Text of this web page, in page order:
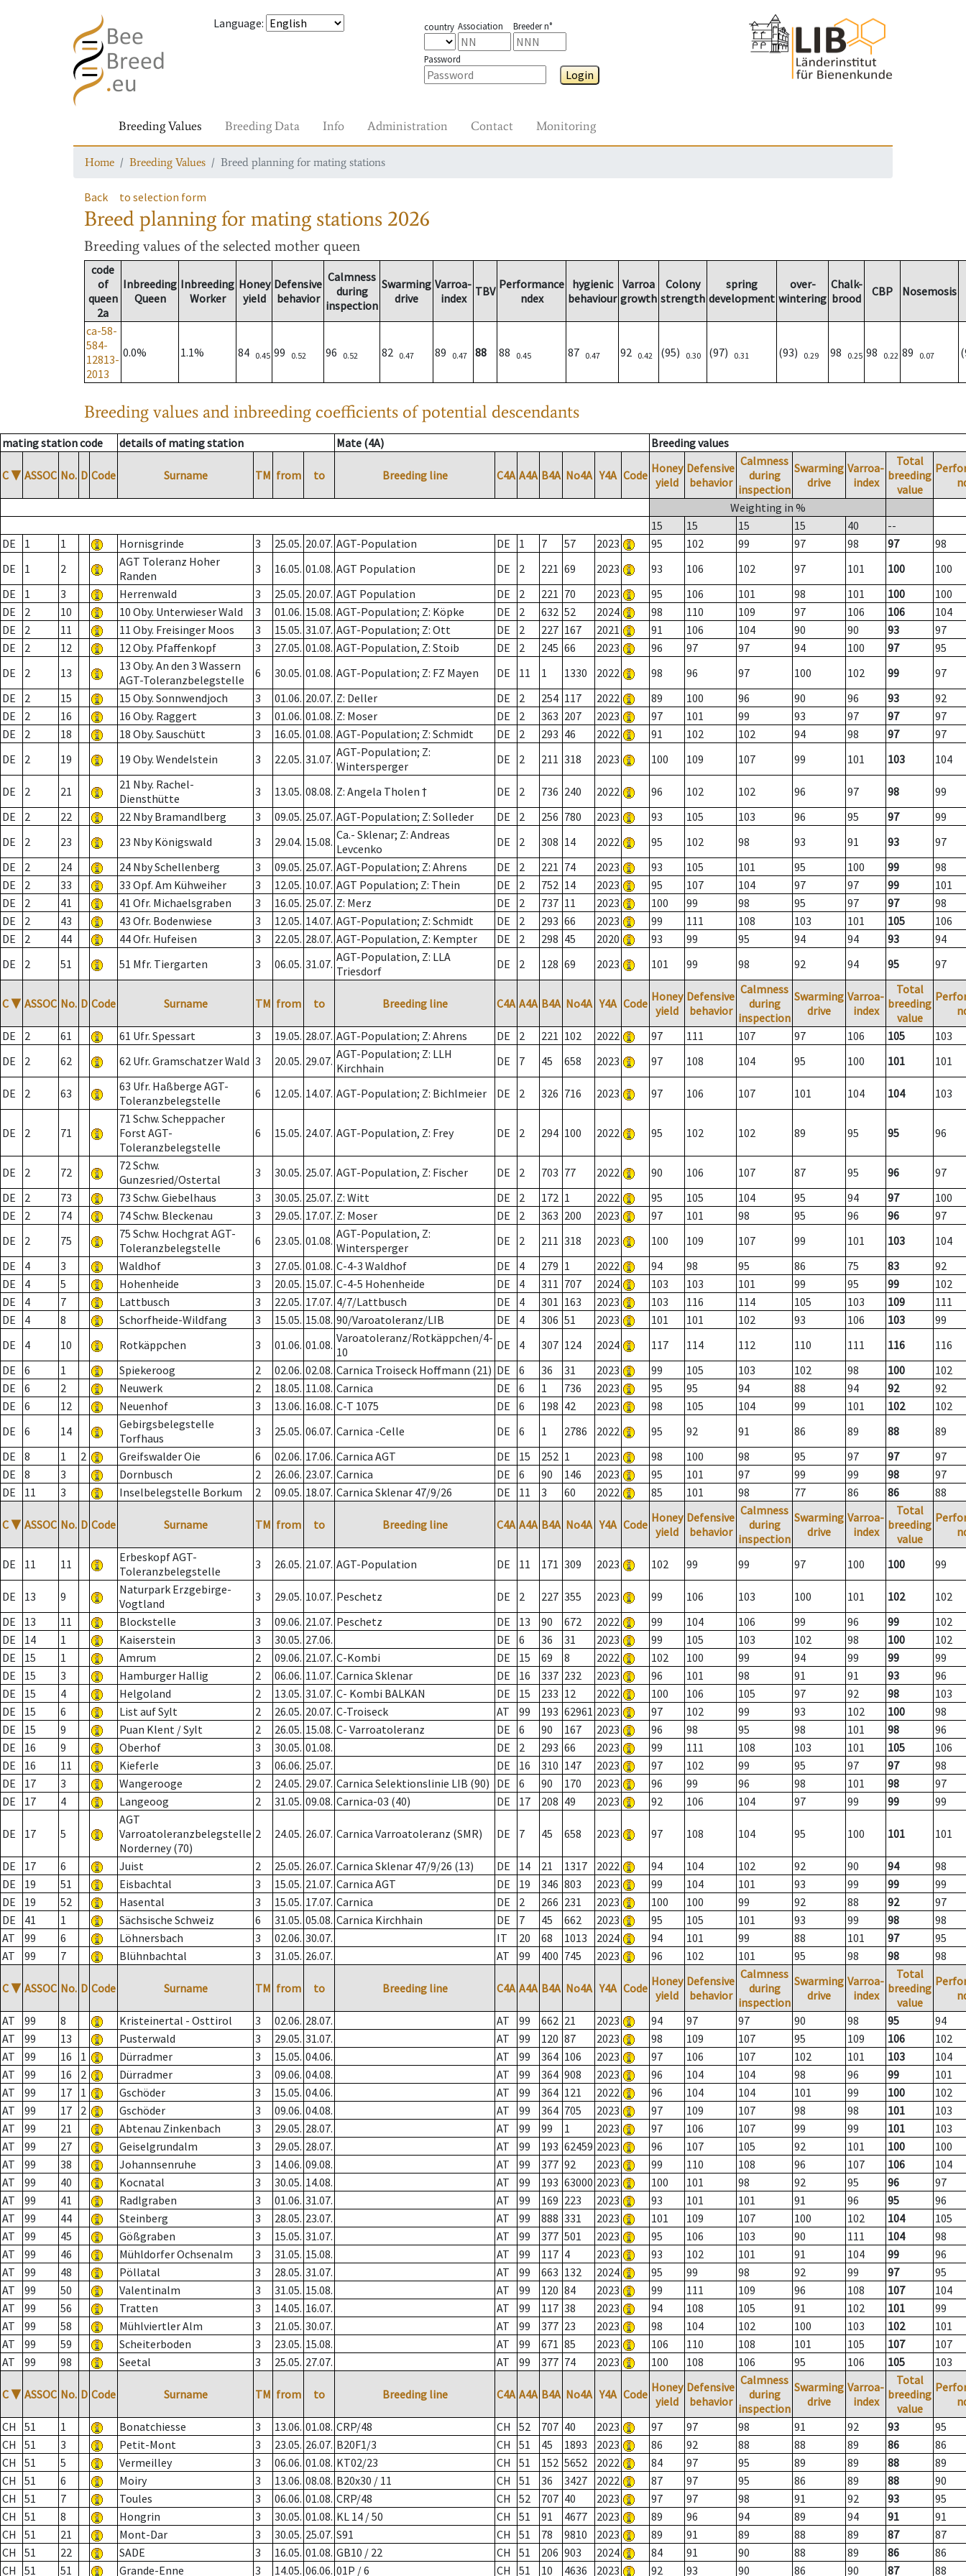
Language: country Association Breeder n°
Password
Login
Breeding Values Breeding Data Info Administration Contact Monitoring
Home Breeding Values Breed planning for mating stations
Back to selection form
Breed planning for mating stations 2026
Breeding values of the selected mother queen
code
of
queen
2a
Inbreeding
Queen
Inbreeding
Worker
Honey
yield
Defensive
behavior
Calmness
during
inspection
Swarming
drive
Varroa-
index
TBV Performance
ndex
hygienic
behaviour
Varroa
growth
Colony
strength
spring
development
over-
wintering
Chalk-
brood
CBP Nosemosis
ca-58-
584-
12813-
2013
0.0% 1.1% 84 0.45 99 0.52 96 0.52 82 0.47 89 0.47 88 88 0.45 87 0.47 92 0.42 (95) 0.30 (97) 0.31 (93) 0.29 98 0.25 98 0.22 89 0.07
Breeding values and inbreeding coefficients of potential descendants
mating station code details of mating station Mate (4A) Breeding values
C ▼ ASSOC No. D Code Surname TM from to Breeding line C4A A4A B4A No4A Y4A Code Honey
yield
Defensive
behavior
Calmness
during
inspection
Swarming
drive
Varroa-
index
Total
breeding
value
Weighting in %
15
15 15 15 40
--
DE
1 1 Hornisgrinde 3 25.05. 20.07. AGT-Population DE 1 7 57 2023 95 102 99 97 98 97
98
DE
1 2
AGT Toleranz Hoher
Randen
3 16.05. 01.08. AGT Population DE 2 221 69 2023 93 106 102 97 101 100
100
DE
1 3 Herrenwald 3 25.05. 20.07. AGT Population DE 2 221 70 2023 95 106 101 98 101 100
100
DE
2 10 10 Oby. Unterwieser Wald 3 01.06. 15.08. AGT-Population; Z: Köpke DE 2 632 52 2024 98 110 109 97 106 106
104
DE
2 11 11 Oby. Freisinger Moos 3 15.05. 31.07. AGT-Population; Z: Ott DE 2 227 167 2021 91 106 104 90 90 93
97
DE
2 12 12 Oby. Pfaffenkopf 3 27.05. 01.08. AGT-Population, Z: Stoib DE 2 245 66 2023 96 97 97 94 100 97
95
DE
2 13
13 Oby. An den 3 Wassern
AGT-Toleranzbelegstelle
6 30.05. 01.08. AGT-Population; Z: FZ Mayen DE 11 1 1330 2022 98 96 97 100 102 99
97
DE
2 15 15 Oby. Sonnwendjoch 3 01.06. 20.07. Z: Deller DE 2 254 117 2022 89 100 96 90 96 93
92
DE
2 16 16 Oby. Raggert 3 01.06. 01.08. Z: Moser DE 2 363 207 2023 97 101 99 93 97 97
97
DE
2 18 18 Oby. Sauschütt 3 16.05. 01.08. AGT-Population; Z: Schmidt DE 2 293 46 2022 91 102 102 94 98 97
97
DE
2 19 19 Oby. Wendelstein 3 22.05. 31.07. AGT-Population; Z:
Wintersperger
DE 2 211 318 2023 100 109 107 99 101 103 104
DE 2 21
21 Nby. Rachel-
Diensthütte
3 13.05. 08.08. Z: Angela Tholen † DE 2 736 240 2022 96 102 102 96 97 98
99
DE
2 22 22 Nby Bramandlberg 3 09.05. 25.07. AGT-Population; Z: Solleder DE 2 256 780 2023 93 105 103 96 95 97
99
DE
2 23 23 Nby Königswald 3 29.04. 15.08. Ca.- Sklenar; Z: Andreas
Levcenko
DE 2 308 14 2022 95 102 98 93 91 93
97
DE
2 24 24 Nby Schellenberg 3 09.05. 25.07. AGT-Population; Z: Ahrens DE 2 221 74 2023 93 105 101 95 100 99
98
DE
2 33 33 Opf. Am Kühweiher 3 12.05. 10.07. AGT Population; Z: Thein DE 2 752 14 2023 95 107 104 97 97 99
101
DE
2 41 41 Ofr. Michaelsgraben 3 16.05. 25.07. Z: Merz DE 2 737 11 2023 100 99 98 95 97 97
98
DE
2 43 43 Ofr. Bodenwiese 3 12.05. 14.07. AGT-Population; Z: Schmidt DE 2 293 66 2023 99 111 108 103 101 105
106
DE
2 44 44 Ofr. Hufeisen 3 22.05. 28.07. AGT-Population, Z: Kempter DE 2 298 45 2020 93 99 95 94 94 93
94
DE
2 51 51 Mfr. Tiergarten 3 06.05. 31.07. AGT-Population, Z: LLA
Triesdorf
DE 2 128 69 2023 101 99 98 92 94 95 97
C ▼ ASSOC No. D Code Surname TM from to Breeding line C4A A4A B4A No4A Y4A Code Honey
yield
Defensive
behavior
Calmness
during
inspection
Swarming
drive
Varroa-
index
Total
breeding
value
DE
2 61 61 Ufr. Spessart 3 19.05. 28.07. AGT-Population; Z: Ahrens DE 2 221 102 2022 97 111 107 97 106 105
103
DE
2 62 62 Ufr. Gramschatzer Wald 3 20.05. 29.07. AGT-Population; Z: LLH
Kirchhain
DE 7 45 658 2023 97 108 104 95 100 101 101
DE 2 63
63 Ufr. Haßberge AGT-
Toleranzbelegstelle
6 12.05. 14.07. AGT-Population; Z: Bichlmeier DE 2 326 716 2023 97 106 107 101 104 104 103
DE 2 71
71 Schw. Scheppacher
Forst AGT-
Toleranzbelegstelle
6 15.05. 24.07. AGT-Population, Z: Frey DE 2 294 100 2022 95 102 102 89 95 95 96
DE 2 72
72 Schw.
Gunzesried/Ostertal
3 30.05. 25.07. AGT-Population, Z: Fischer DE 2 703 77 2022 90 106 107 87 95 96
97
DE
2 73 73 Schw. Giebelhaus 3 30.05. 25.07. Z: Witt DE 2 172 1 2022 95 105 104 95 94 97
100
DE
2 74 74 Schw. Bleckenau 3 29.05. 17.07. Z: Moser DE 2 363 200 2023 97 101 98 95 96 96
97
DE
2 75
75 Schw. Hochgrat AGT-
Toleranzbelegstelle
6 23.05. 01.08. AGT-Population, Z:
Wintersperger
DE 2 211 318 2023 100 109 107 99 101 103
104
DE
4 3 Waldhof 3 27.05. 01.08. C-4-3 Waldhof DE 4 279 1 2022 94 98 95 86 75 83
92
DE
4 5 Hohenheide 3 20.05. 15.07. C-4-5 Hohenheide DE 4 311 707 2024 103 103 101 99 95 99
102
DE
4 7 Lattbusch 3 22.05. 17.07. 4/7/Lattbusch DE 4 301 163 2023 103 116 114 105 103 109
111
DE
4 8 Schorfheide-Wildfang 3 15.05. 15.08. 90/Varoatoleranz/LIB DE 4 306 51 2023 101 101 102 93 106 103
99
DE
4 10 Rotkäppchen 3 01.06. 01.08. Varoatoleranz/Rotkäppchen/4-
10
DE 4 307 124 2024 117 114 112 110 111 116
116
DE
6 1 Spiekeroog 2 02.06. 02.08. Carnica Troiseck Hoffmann (21) DE 6 36 31 2023 99 105 103 102 98 100
102
DE
6 2 Neuwerk 2 18.05. 11.08. Carnica DE 6 1 736 2023 95 95 94 88 94 92
92
DE
6 12 Neuenhof 3 13.06. 16.08. C-T 1075 DE 6 198 42 2023 98 105 104 99 101 102
102
DE
6 14
Gebirgsbelegstelle
Torfhaus
3 25.05. 06.07. Carnica -Celle DE 6 1 2786 2022 95 92 91 86 89 88
89
DE
8 1 2 Greifswalder Oie 6 02.06. 17.06. Carnica AGT DE 15 252 1 2023 98 100 98 95 97 97
97
DE
8 3 Dornbusch 2 26.06. 23.07. Carnica DE 6 90 146 2023 95 101 97 99 99 98
97
DE
11 3 Inselbelegstelle Borkum 2 09.05. 18.07. Carnica Sklenar 47/9/26 DE 11 3 60 2022 85 101 98 77 86 86 88
C ▼ ASSOC No. D Code Surname TM from to Breeding line C4A A4A B4A No4A Y4A Code Honey
yield
Defensive
behavior
Calmness
during
inspection
Swarming
drive
Varroa-
index
Total
breeding
value
DE 11 11
Erbeskopf AGT-
Toleranzbelegstelle
3 26.05. 21.07. AGT-Population DE 11 171 309 2023 102 99 99 97 100 100 99
DE 13 9
Naturpark Erzgebirge-
Vogtland
3 29.05. 10.07. Peschetz DE 2 227 355 2023 99 106 103 100 101 102
102
DE
13 11 Blockstelle 3 09.06. 21.07. Peschetz DE 13 90 672 2022 99 104 106 99 96 99
102
DE
14 1 Kaiserstein 3 30.05. 27.06. DE 6 36 31 2023 99 105 103 102 98 100
102
DE
15 1 Amrum 2 09.06. 21.07. C-Kombi DE 15 69 8 2022 102 100 99 94 99 99
99
DE
15 3 Hamburger Hallig 2 06.06. 11.07. Carnica Sklenar DE 16 337 232 2023 96 101 98 91 91 93
96
DE
15 4 Helgoland 2 13.05. 31.07. C- Kombi BALKAN DE 15 233 12 2022 100 106 105 97 92 98
103
DE
15 6 List auf Sylt 2 26.05. 20.07. C-Troiseck AT 99 193 62961 2023 97 102 99 93 102 100
98
DE
15 9 Puan Klent / Sylt 2 26.05. 15.08. C- Varroatoleranz DE 6 90 167 2023 96 98 95 98 101 98
96
DE
16 9 Oberhof 3 30.05. 01.08. DE 2 293 66 2023 99 111 108 103 101 105
106
DE
16 11 Kieferle 3 06.06. 25.07. DE 16 310 147 2023 97 102 99 95 97 97
98
DE
17 3 Wangerooge 2 24.05. 29.07. Carnica Selektionslinie LIB (90) DE 6 90 170 2023 96 99 96 98 101 98
97
DE
17 4 Langeoog 2 31.05. 09.08. Carnica-03 (40) DE 17 208 49 2023 92 106 104 97 99 99 99
DE 17 5
AGT
Varroatoleranzbelegstelle
Norderney (70)
2 24.05. 26.07. Carnica Varroatoleranz (SMR) DE 7 45 658 2023 97 108 104 95 100 101 101
DE 17 6 Juist 2 25.05. 26.07. Carnica Sklenar 47/9/26 (13) DE 14 21 1317 2022 94 104 102 92 90 94
98
DE
19 51 Eisbachtal 3 15.05. 21.07. Carnica AGT DE 19 346 803 2023 99 104 101 93 99 99
99
DE
19 52 Hasental 3 15.05. 17.07. Carnica DE 2 266 231 2023 100 100 99 92 88 92
97
DE
41 1 Sächsische Schweiz 6 31.05. 05.08. Carnica Kirchhain DE 7 45 662 2023 95 105 101 93 99 98
98
AT
99 6 Löhnersbach 3 02.06. 30.07. IT 20 68 1013 2024 94 101 99 88 101 97
95
AT
99 7 Blühnbachtal 3 31.05. 26.07. AT 99 400 745 2023 96 102 101 95 98 98 98
C ▼ ASSOC No. D Code Surname TM from to Breeding line C4A A4A B4A No4A Y4A Code Honey
yield
Defensive
behavior
Calmness
during
inspection
Swarming
drive
Varroa-
index
Total
breeding
value
AT
99 8 Kristeinertal - Osttirol 3 02.06. 28.07. AT 99 662 21 2023 94 97 97 90 98 95
94
AT
99 13 Pusterwald 3 29.05. 31.07. AT 99 120 87 2023 98 109 107 95 109 106
102
AT
99 16 1 Dürradmer 3 15.05. 04.06. AT 99 364 106 2023 97 106 107 102 101 103
104
AT
99 16 2 Dürradmer 3 09.06. 04.08. AT 99 364 908 2023 96 104 104 98 96 99
101
AT
99 17 1 Gschöder 3 15.05. 04.06. AT 99 364 121 2022 96 104 104 101 99 100
102
AT
99 17 2 Gschöder 3 09.06. 04.08. AT 99 364 705 2023 97 109 107 98 98 101
103
AT
99 21 Abtenau Zinkenbach 3 29.05. 28.07. AT 99 99 1 2023 97 106 107 99 99 101
103
AT
99 27 Geiselgrundalm 3 29.05. 28.07. AT 99 193 62459 2023 96 107 105 92 101 100
100
AT
99 38 Johannsenruhe 3 14.06. 09.08. AT 99 377 92 2023 99 110 108 96 107 106
104
AT
99 40 Kocnatal 3 30.05. 14.08. AT 99 193 63000 2023 100 101 98 92 95 96
97
AT
99 41 Radlgraben 3 01.06. 31.07. AT 99 169 223 2023 93 101 101 91 96 95
96
AT
99 44 Steinberg 3 28.05. 23.07. AT 99 888 331 2023 101 109 107 100 102 104
105
AT
99 45 Gößgraben 3 15.05. 31.07. AT 99 377 501 2023 95 106 103 90 111 104
98
AT
99 46 Mühldorfer Ochsenalm 3 31.05. 15.08. AT 99 117 4 2023 93 102 101 91 104 99
96
AT
99 48 Pöllatal 3 28.05. 31.07. AT 99 663 132 2024 95 99 98 92 99 97
95
AT
99 50 Valentinalm 3 31.05. 15.08. AT 99 120 84 2023 99 111 109 96 108 107
104
AT
99 56 Tratten 3 14.05. 16.07. AT 99 117 38 2023 94 108 105 91 102 101
99
AT
99 58 Mühlviertler Alm 3 21.05. 30.07. AT 99 377 23 2023 98 104 102 100 103 102
101
AT
99 59 Scheiterboden 3 23.05. 15.08. AT 99 671 85 2023 106 110 108 101 105 107
107
AT
99 98 Seetal 3 25.05. 27.07. AT 99 377 74 2023 100 108 106 95 106 105 103
C ▼ ASSOC No. D Code Surname TM from to Breeding line C4A A4A B4A No4A Y4A Code Honey
yield
Defensive
behavior
Calmness
during
inspection
Swarming
drive
Varroa-
index
Total
breeding
value
CH
51 1 Bonatchiesse 3 13.06. 01.08. CRP/48 CH 52 707 40 2023 97 97 98 91 92 93
95
CH
51 3 Petit-Mont 3 23.05. 26.07. B20F1/3 CH 51 45 1893 2023 86 92 88 88 89 86
86
CH
51 5 Vermeilley 3 06.06. 01.08. KT02/23 CH 51 152 5652 2022 84 97 95 89 89 88
89
CH
51 6 Moiry 3 13.06. 08.08. B20x30 / 11 CH 51 36 3427 2022 87 97 95 86 89 88
90
CH
51 7 Toules 3 06.06. 01.08. CRP/48 CH 52 707 40 2023 97 97 98 91 92 93
95
CH
51 8 Hongrin 3 30.05. 01.08. KL 14 / 50 CH 51 91 4677 2023 89 96 94 89 94 91
91
CH
51 21 Mont-Dar 3 30.05. 25.07. S91 CH 51 78 9810 2023 89 91 89 88 89 87
87
CH
51 22 SADE 3 16.05. 01.08. GB10 / 22 CH 51 206 903 2024 84 91 90 88 89 86
86
CH
51 51 Grande-Enne 3 14.05. 06.06. 01P / 6 CH 51 10 4636 2023 92 93 90 86 90 87 88